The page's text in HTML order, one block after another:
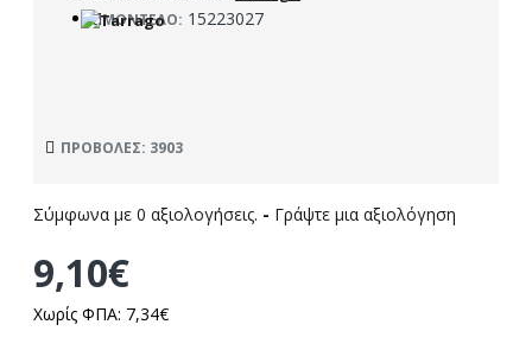
ΜΟΝΤΈΛΟ: 15223027
ΠΡΟΒΟΛΈΣ: 3903
Σύμφωνα με 0 αξιολογήσεις. - Γράψτε μια αξιολόγηση
9,10€
Χωρίς ΦΠΑ: 7,34€